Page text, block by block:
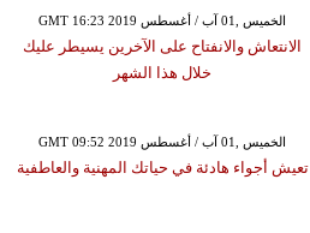
GMT 16:23 2019 الخميس ,01 آب / أغسطس
الانتعاش والانفتاح على الآخرين يسيطر عليك
خلال هذا الشهر
GMT 09:52 2019 الخميس ,01 آب / أغسطس
تعيش أجواء هادئة في حياتك المهنية والعاطفية